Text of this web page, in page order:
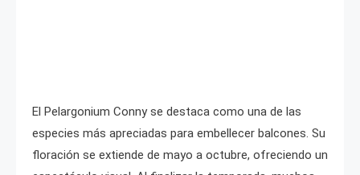
El Pelargonium Conny se destaca como una de las
especies más apreciadas para embellecer balcones. Su
floración se extiende de mayo a octubre, ofreciendo un